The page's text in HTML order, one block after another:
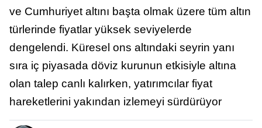
ve Cumhuriyet altını başta olmak üzere tüm altın
türlerinde fiyatlar yüksek seviyelerde
dengelendi. Küresel ons altındaki seyrin yanı
sıra iç piyasada döviz kurunun etkisiyle altına
olan talep canlı kalırken, yatırımcılar fiyat
hareketlerini yakından izlemeyi sürdürüyor